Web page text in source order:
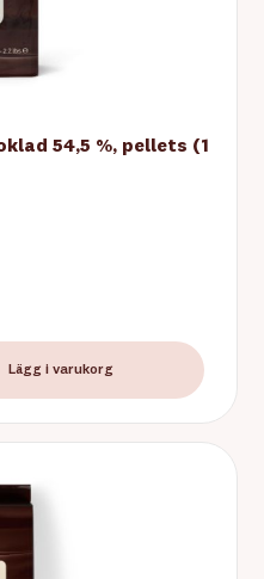
54,5 %, pellets (1
Lägg i varukorg